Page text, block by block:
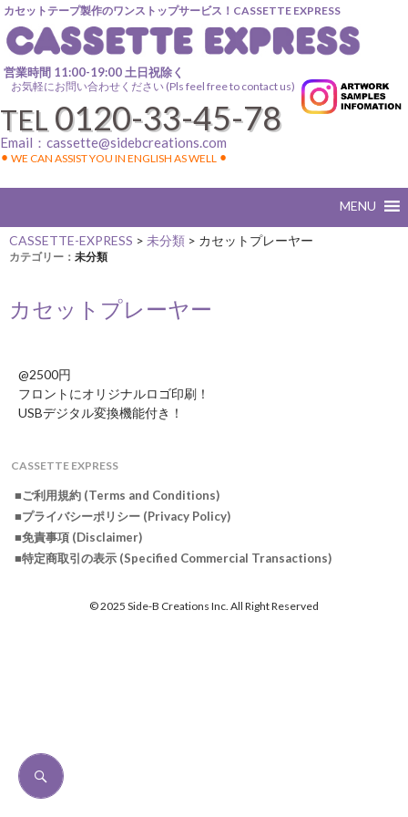
カセットテープ製作のワンストップサービス！CASSETTE EXPRESS
営業時間 11:00-19:00 土日祝除く
お気軽にお問い合わせください (Pls feel free to contact us)
TEL 0120-33-45-78
Email： cassette@sidebcreations.com
⚫︎ WE CAN ASSIST YOU IN ENGLISH AS WELL ⚫︎
CASSETTE-EXPRESS > 未分類 > カセットプレーヤー
カテゴリー： 未分類
カセットプレーヤー
@2500円
フロントにオリジナルロゴ印刷！
USBデジタル変換機能付き！
CASSETTE EXPRESS
■ご利用規約 (Terms and Conditions)
■プライバシーポリシー (Privacy Policy)
■免責事項 (Disclaimer)
■特定商取引の表示 (Specified Commercial Transactions)
© 2025 Side-B Creations Inc. All Right Reserved
検索